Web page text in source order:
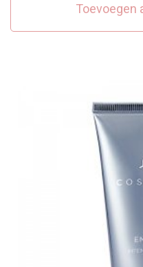
Toevoegen